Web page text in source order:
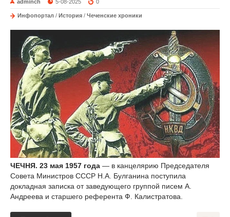
adminch 5-08-2025 0
Инфопортал / История / Чеченские хроники
ЧЕЧНЯ. 23 мая 1957 года — в канцелярию Председателя
Совета Министров СССР Н.А. Булганина поступила
докладная записка от заведующего группой писем А.
Андреева и старшего референта Ф. Калистратова.